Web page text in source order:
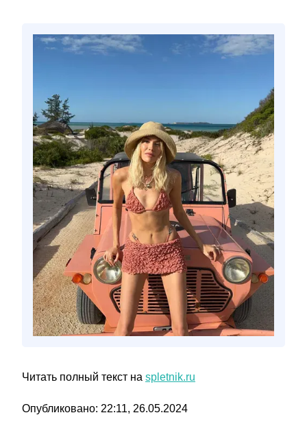
Читать полный текст на spletnik.ru
Опубликовано: 22:11, 26.05.2024